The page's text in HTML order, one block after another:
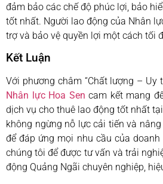
đảm bảo các chế độ phúc lợi, bảo
tốt nhất. Người lao động của Nhân
trợ và bảo vệ quyền lợi một cách tối
Kết Luận
Với phương châm “Chất lượng – Uy
Nhân lực Hoa Sen cam kết mang
dịch vụ cho thuê lao động tốt nhất
không ngừng nỗ lực cải tiến và
để đáp ứng mọi nhu cầu của
chúng tôi để được tư vấn và trải
động Quảng Ngãi chuyên nghiệp,